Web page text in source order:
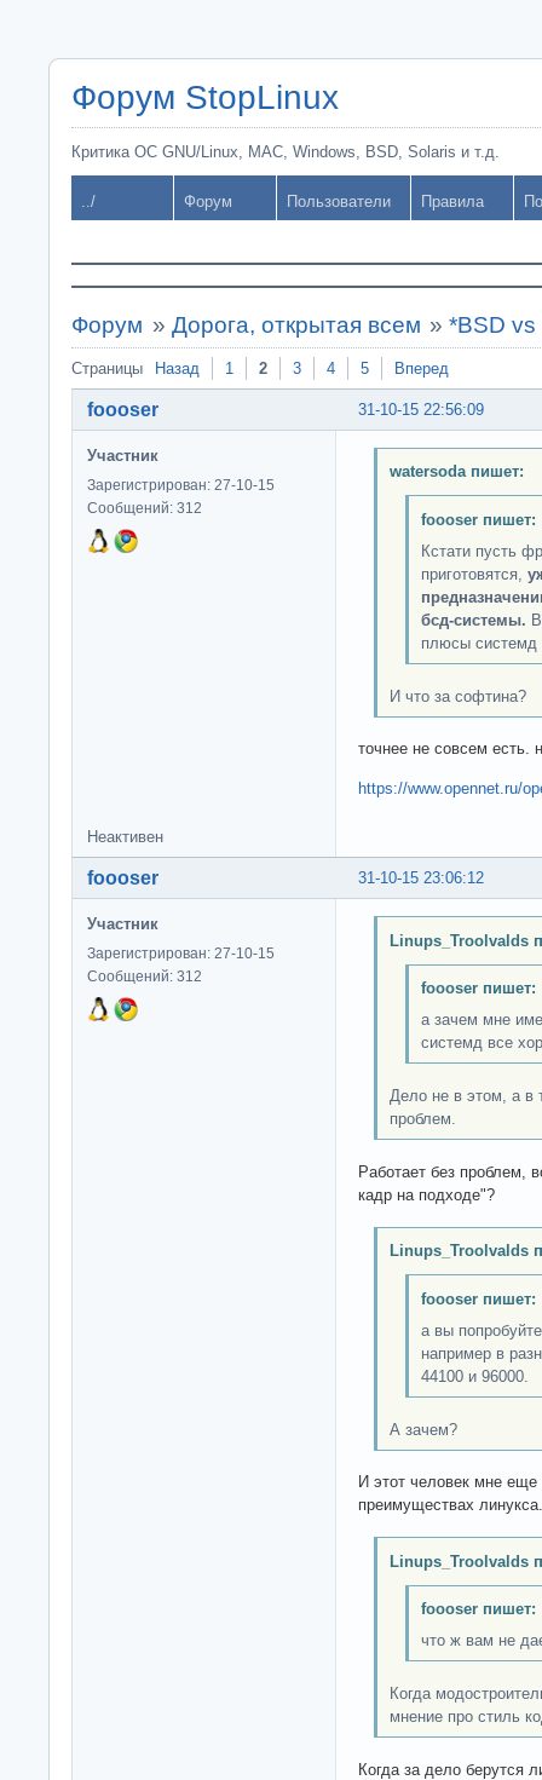
Форум StopLinux
Критика ОС GNU/Linux, MAC, Windows, BSD, Solaris и т.д.
../ Форум Пользователи Правила
Форум » Дорога, открытая всем »*BSD vs
Страницы Назад 1 2 3 4 5 Вперед
31-10-15 22:56:09
foooser
Участник
Зарегистрирован: 27-10-15
Сообщений: 312
watersoda пишет:
foooser пишет:
Кстати пусть
приготовятся,
бсд-системы.
плюсы системд
И что за софтина?
точнее не совсем есть.
https://www.opennet.ru/
Неактивен
31-10-15 23:06:12
foooser
Участник
Зарегистрирован: 27-10-15
Сообщений: 312
Linups_Troolvalds
foooser пишет:
а зачем мне
системд все
Дело не в этом, а в
проблем.
Работает без проблем,
кадр на подходе"?
Linups_Troolvalds
foooser пишет:
а вы
например в
44100 и 96000.
А зачем?
И этот человек мне еще
преимуществах
Linups_Troolvalds
foooser пишет:
что ж вам не
Когда
мнение про стиль
Когда за дело берутся